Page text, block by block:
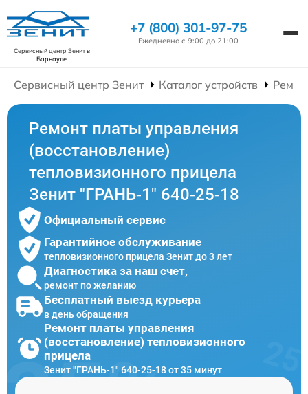
Сервисный центр Зенитв
Барнауле
+7 (800) 301-97-75
Ежедневно с 9:00 до 21:00
Сервисный центр Зенит Каталог устройств
Ремонт платы управления
(восстановление)
тепловизионного прицела
Зенит "ГРАНЬ-1" 640-25-18
Официальный сервис
Гарантийное обслуживание
тепловизионного прицела Зенит до 3 лет
Диагностика за наш счет,
ремонт по желанию
Бесплатный выезд курьера
в день обращения
Ремонт платы управления
(восстановление) тепловизионного
прицела
Зенит "ГРАНЬ-1" 640-25-18 от 35 минут